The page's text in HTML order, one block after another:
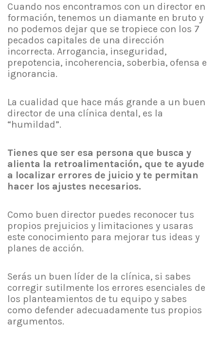
Cuando nos encontramos con un director en
formación, tenemos un diamante en bruto y
no podemos dejar que se tropiece con los 7
pecados capitales de una dirección
incorrecta. Arrogancia, inseguridad,
prepotencia, incoherencia, soberbia, ofensa e
ignorancia.
La cualidad que hace más grande a un buen
director de una clínica dental, es la
“humildad”.
Tienes que ser esa persona que busca y
alienta la retroalimentación, que te ayude
a localizar errores de juicio y te permitan
hacer los ajustes necesarios.
Como buen director puedes reconocer tus
propios prejuicios y limitaciones y usaras
este conocimiento para mejorar tus ideas y
planes de acción.
Serás un buen líder de la clínica, si sabes
corregir sutilmente los errores esenciales de
los planteamientos de tu equipo y sabes
como defender adecuadamente tus propios
argumentos.